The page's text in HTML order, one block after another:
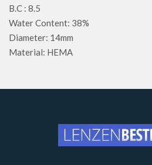
B.C : 8.5
Water Content: 38%
Diameter: 14mm
Material: HEMA